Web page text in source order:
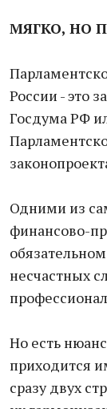
МЯГКО, НО
России - это
Госдума РФ
Одними из
финансово-
несчастных
Но есть
приходится
сразу двух